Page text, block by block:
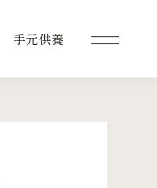
手元供養